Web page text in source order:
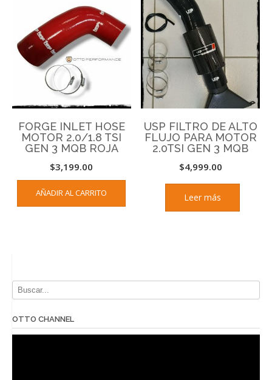
FORGE INLET HOSE
MOTOR 2.0/1.8 TSI
GEN 3 MQB ROJA
$3,199.00
AÑADIR AL CARRITO
USP FILTRO DE ALTO
FLUJO PARA MOTOR
2.0TSI GEN 3 MQB
$4,999.00
Leer más
OTTO CHANNEL